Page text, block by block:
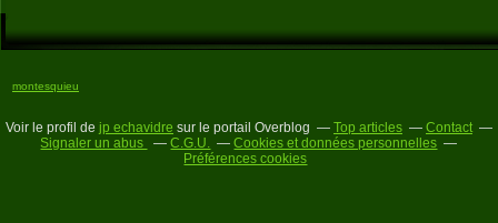
montesquieu
Voir le profil de jp echavidre sur le portail Overblog Top articles
Contact
Signaler un abus
C.G.U.
Cookies et données personnelles
Préférences cookies